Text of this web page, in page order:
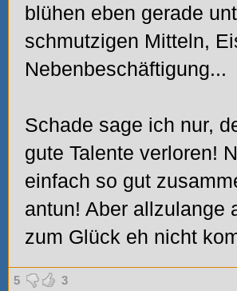
blühen eben gerade
schmutzigen Mitteln,
Nebenbeschäftigung...
Schade sage ich nur,
gute Talente verloren!
einfach so gut
antun! Aber allzulange
zum Glück eh nicht
5 3